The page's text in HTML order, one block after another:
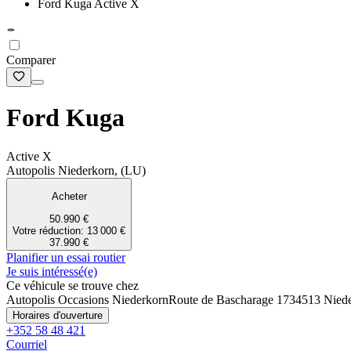
Ford Kuga Active X
Comparer
Ford Kuga
Active X
Autopolis Niederkorn, (LU)
Acheter
50.990 €
Votre réduction: 13 000 €
37.990 €
Planifier un essai routier
Je suis intéressé(e)
Ce véhicule se trouve chez
Autopolis Occasions NiederkornRoute de Bascharage 1734513
Horaires d'ouverture
+352 58 48 421
Courriel